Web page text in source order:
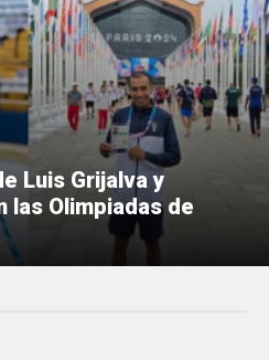
Luis Grijalva y
las Olimpiadas de